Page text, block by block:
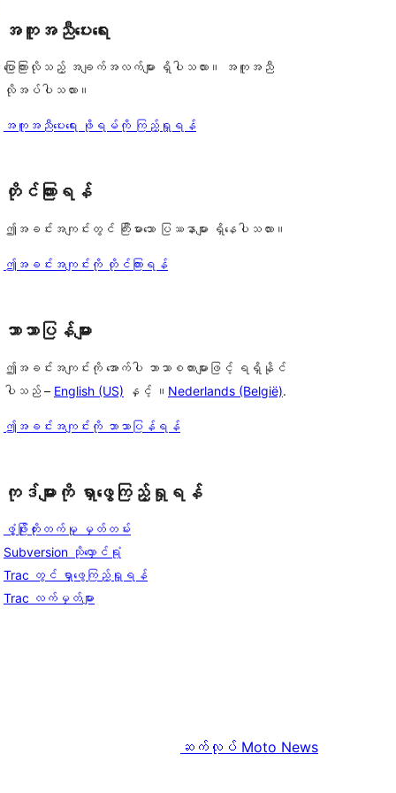
အကူအညီပေးရေး
ပြောကြားလိုသည့် အချက်အလက်များ ရှိပါသလား။ အကူအညီ
လိုအပ်ပါသလား။
အကူအညီပေးရေး ဖိုရမ်ကို ကြည့်ရှုရန်
တိုင်ကြားရန်
ဤအခင်းအကျင်းတွင် ကြီးမားသော ပြဿနာများ ရှိနေပါသလား။
ဤအခင်းအကျင်းကို တိုင်ကြားရန်
ဘာသာပြန်များ
ဤအခင်းအကျင်းကို အောက်ပါ ဘာသာစကားများဖြင့် ရရှိနိုင်
ပါသည် – English (US) နှင့် ။ Nederlands (België).
ဤအခင်းအကျင်းကို ဘာသာပြန်ရန်
ကုဒ်များကို ရှာဖွေကြည့်ရှုရန်
ဖွံ့ဖြိုးတိုးတက်မှု မှတ်တမ်း
Subversion သိုလှောင်ရုံ
Trac တွင် ရှာဖွေကြည့်ရှုရန်
Trac လက်မှတ်များ
ဆက်လုပ် Moto News